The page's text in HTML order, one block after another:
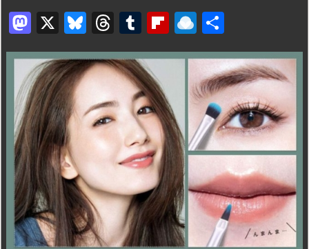
M
a
st
o
d
o
n
X
Bl
u
e
s
k
y
T
hr
e
a
d
s
T
u
m
bl
r
Fl
ip
b
ar
d
R
ai
n
dr
o
p.
io
有